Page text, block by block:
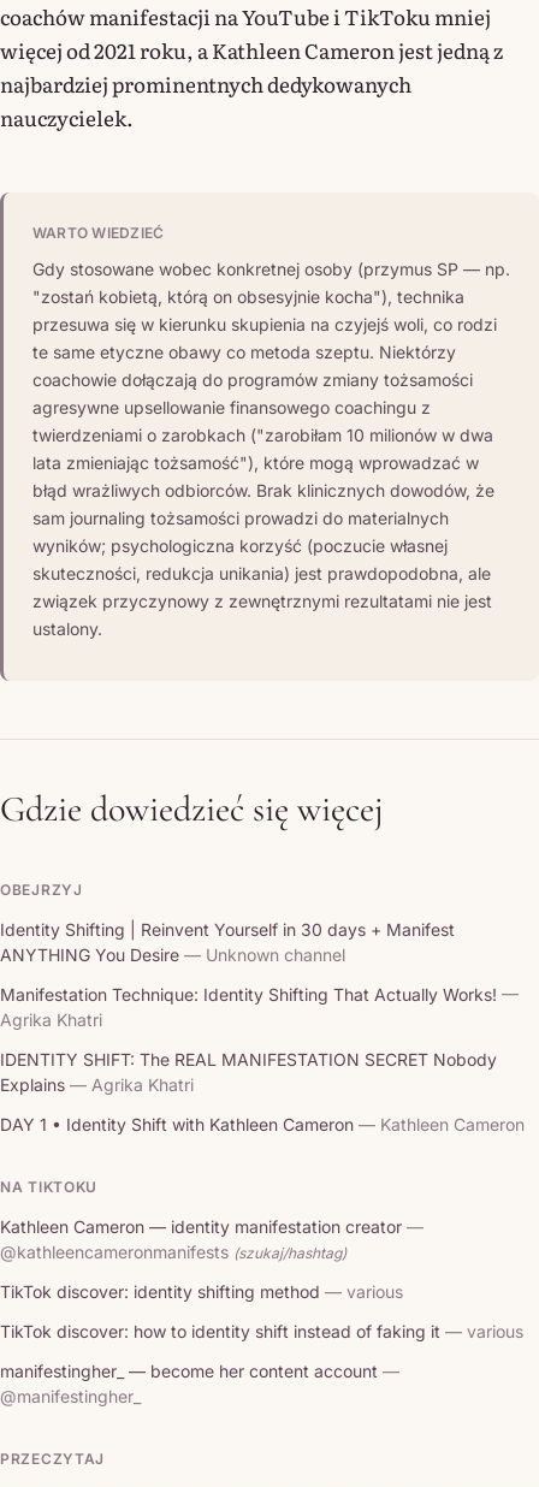
coachów manifestacji na YouTube i TikToku mniej
więcej od 2021 roku, a Kathleen Cameron jest jedną z
najbardziej prominentnych dedykowanych
nauczycielek.
WARTO WIEDZIEĆ
Gdy stosowane wobec konkretnej osoby (przymus SP — np.
"zostań kobietą, którą on obsesyjnie kocha"), technika
przesuwa się w kierunku skupienia na czyjejś woli, co rodzi
te same etyczne obawy co metoda szeptu. Niektórzy
coachowie dołączają do programów zmiany tożsamości
agresywne upsellowanie finansowego coachingu z
twierdzeniami o zarobkach ("zarobiłam 10 milionów w dwa
lata zmieniając tożsamość"), które mogą wprowadzać w
błąd wrażliwych odbiorców. Brak klinicznych dowodów, że
sam journaling tożsamości prowadzi do materialnych
wyników; psychologiczna korzyść (poczucie własnej
skuteczności, redukcja unikania) jest prawdopodobna, ale
związek przyczynowy z zewnętrznymi rezultatami nie jest
ustalony.
Gdzie dowiedzieć się więcej
OBEJRZYJ
Identity Shifting | Reinvent Yourself in 30 days + Manifest
ANYTHING You Desire — Unknown channel
Manifestation Technique: Identity Shifting That Actually Works! —
Agrika Khatri
IDENTITY SHIFT: The REAL MANIFESTATION SECRET Nobody
Explains — Agrika Khatri
DAY 1 • Identity Shift with Kathleen Cameron — Kathleen Cameron
NA TIKTOKU
Kathleen Cameron — identity manifestation creator —
@kathleencameronmanifests (szukaj/hashtag)
TikTok discover: identity shifting method — various
TikTok discover: how to identity shift instead of faking it — various
manifestingher_ — become her content account —
@manifestingher_
PRZECZYTAJ